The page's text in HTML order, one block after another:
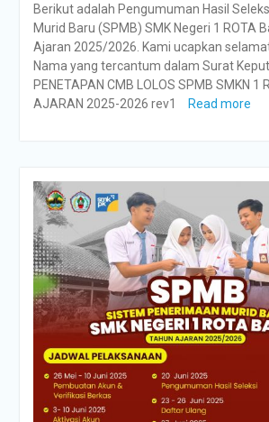
Berikut adalah Pengumuman Hasil
Murid Baru (SPMB) SMK Negeri 1 ROTA
Ajaran 2025/2026. Kami ucapkan
Nama yang tercantum dalam Surat
PENETAPAN CMB LOLOS SPMB SMKN 1
AJARAN 2025-2026 rev1
Read more